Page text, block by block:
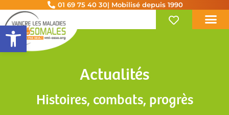
Ouvrir la barre d’outils
01 69 75 40 30| Mobilisé depuis 1990
Actualités
Histoires, combats, progrès